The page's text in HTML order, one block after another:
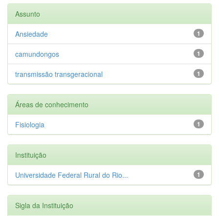
Assunto
1
Ansiedade
1
camundongos
1
transmissão transgeracional
Áreas de conhecimento
1
Fisiologia
Instituição
1
Universidade Federal Rural do Rio...
Sigla da Instituição